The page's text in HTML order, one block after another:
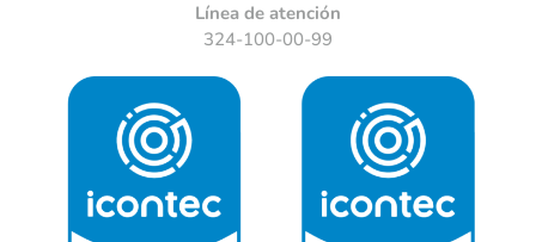
Línea de atención
324-100-00-99